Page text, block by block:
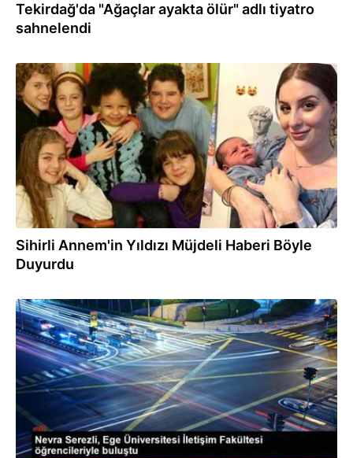
Tekirdağ'da "Ağaçlar ayakta ölür" adlı tiyatro
sahnelendi
24.06.2022
Sihirli Annem'in Yıldızı Müjdeli Haberi Böyle
Duyurdu
15.04.2022